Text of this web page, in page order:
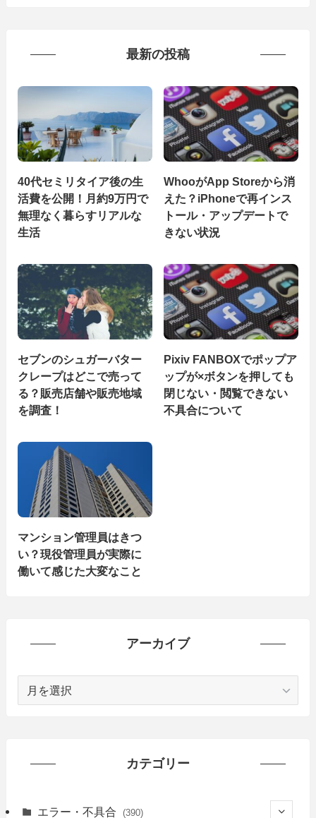
最新の投稿
40代セミリタイア後の生
活費を公開！月約9万円で
無理なく暮らすリアルな
生活
WhooがApp Storeから消
えた？iPhoneで再インス
トール・アップデートで
きない状況
セブンのシュガーバター
クレープはどこで売って
る？販売店舗や販売地域
を調査！
Pixiv FANBOXでポップア
ップが×ボタンを押しても
閉じない・閲覧できない
不具合について
マンション管理員はきつ
い？現役管理員が実際に
働いて感じた大変なこと
アーカイブ
カテゴリー
エラー・不具合 (390)